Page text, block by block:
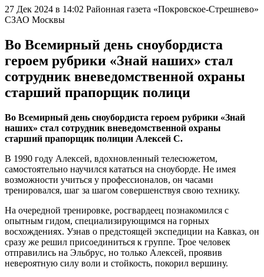
27 Дек 2024 в 14:02 Районная газета «Покровское-Стрешнево»
СЗАО Москвы
Во Всемирный день сноубордиста
героем рубрики «Знай наших» стал
сотрудник вневедомственной охраны
старший прапорщик полици
Во Всемирный день сноубордиста героем рубрики «Знай
наших» стал сотрудник вневедомственной охраны
старший прапорщик полиции Алексей С.
В 1990 году Алексей, вдохновленный телесюжетом,
самостоятельно научился кататься на сноуборде. Не имея
возможности учиться у профессионалов, он часами
тренировался, шаг за шагом совершенствуя свою технику.
На очередной тренировке, росгвардеец познакомился с
опытным гидом, специализирующимся на горных
восхождениях. Узнав о предстоящей экспедиции на Кавказ, он
сразу же решил присоединиться к группе. Трое человек
отправились на Эльбрус, но только Алексей, проявив
невероятную силу воли и стойкость, покорил вершину.